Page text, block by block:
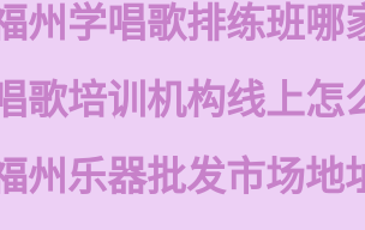
州学唱歌排练班哪
歌培训机构线上怎
州乐器批发市场地